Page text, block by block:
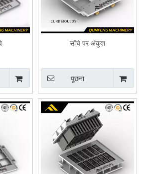
साँचे पर अंकुश
पूछना